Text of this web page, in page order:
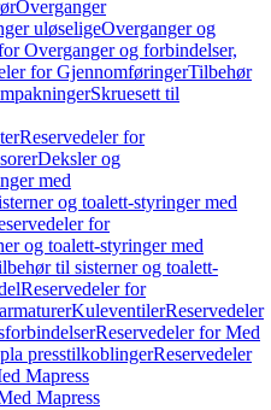
Overganger
uløseligeOverganger og
Overganger og forbindelser,
for GjennomføringerTilbehør
Skruesett til
Reservedeler for
Deksler og
med
og toalett-styringer med
for
og toalett-styringer med
til sisterner og toalett-
Reservedeler for
KuleventilerReservedeler
Reservedeler for Med
presstilkoblingerReservedeler
Mapress
Mapress